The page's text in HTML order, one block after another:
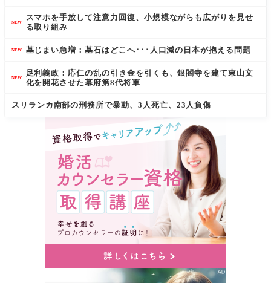
NEW
スマホを手放して注意力回復、小規模ながらも広がりを見せ
る取り組み
NEW 墓じまい急増：墓石はどこへ･･･人口減の日本が抱える問題
NEW
足利義政：応仁の乱の引き金を引くも、銀閣寺を建て東山文
化を開花させた幕府第8代将軍
スリランカ南部の刑務所で暴動、3人死亡、23人負傷